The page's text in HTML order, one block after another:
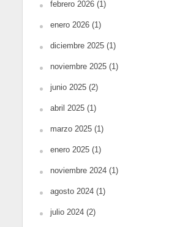
febrero 2026(1)
enero 2026(1)
diciembre 2025(1)
noviembre 2025(1)
junio 2025(2)
abril 2025(1)
marzo 2025(1)
enero 2025(1)
noviembre 2024(1)
agosto 2024(1)
julio 2024(2)